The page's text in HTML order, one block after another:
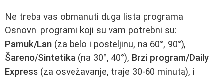
Ne treba vas obmanuti duga lista programa.
Osnovni programi koji su vam potrebni su:
Pamuk/Lan (za belo i posteljinu, na 60°, 90°),
Šareno/Sintetika (na 30°, 40°), Brzi program/Daily
Express (za osvežavanje, traje 30-60 minuta), i